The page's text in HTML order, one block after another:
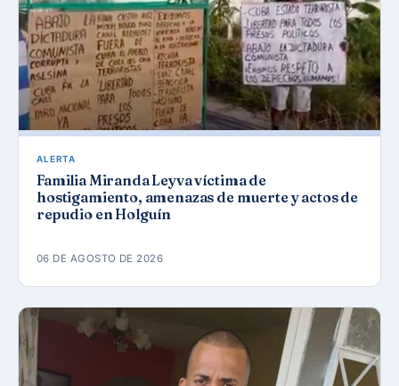
ALERTA
Familia Miranda Leyva víctima de
hostigamiento, amenazas de muerte y actos de
repudio en Holguín
06 DE AGOSTO DE 2026